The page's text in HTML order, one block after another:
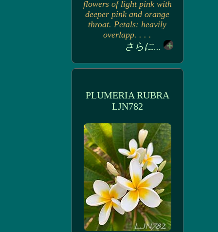
flowers of light pink with
deeper pink and orange
throat. Petals: heavily
overlapp. . . .
さらに...
PLUMERIA RUBRA
LJN782